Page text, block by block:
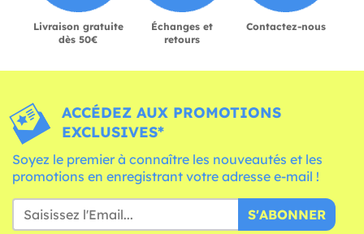
Livraison gratuite
dès 50€
Échanges et
retours
Contactez-nous
ACCÉDEZ AUX PROMOTIONS
EXCLUSIVES*
Soyez le premier à connaître les nouveautés et les
promotions en enregistrant votre adresse e-mail !
S'ABONNER